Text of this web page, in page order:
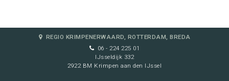
REGIO KRIMPENERWAARD, ROTTERDAM, BREDA
06 - 224 225 01
IJsseldijk 332
2922 BM Krimpen aan den IJssel